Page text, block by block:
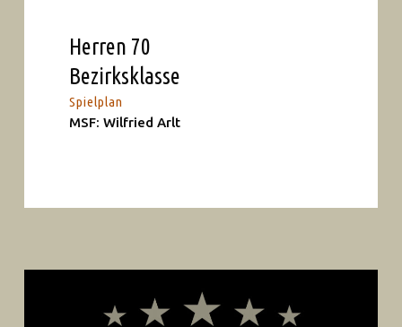
Herren 70
Bezirksklasse
Spielplan
MSF: Wilfried Arlt